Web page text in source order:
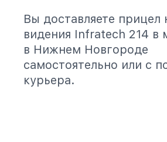
Вы доставляете прицел
видения Infratech 214 в
в Нижнем Новгороде
самостоятельно или с
курьера.